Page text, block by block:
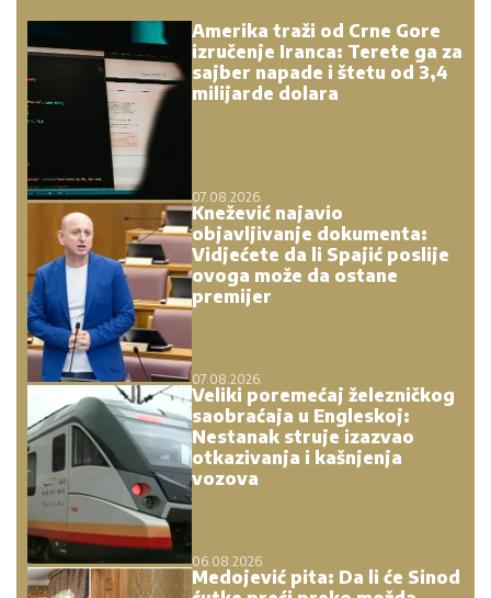
Amerika traži od Crne Gore
izručenje Iranca: Terete ga za
sajber napade i štetu od 3,4
milijarde dolara
07.08.2026.
Knežević najavio
objavljivanje dokumenta:
Vidjećete da li Spajić poslije
ovoga može da ostane
premijer
07.08.2026.
Veliki poremećaj železničkog
saobraćaja u Engleskoj:
Nestanak struje izazvao
otkazivanja i kašnjenja
vozova
06.08.2026.
Medojević pita: Da li će Sinod